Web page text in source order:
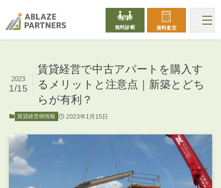
無料診断 賃料査定
賃貸経営で中古アパートを購入す
るメリットと注意点｜新築とどち
らが有利？
2023
1/15
賃貸経営得情報 2023年1月15日